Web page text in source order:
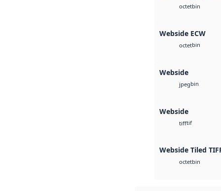
octetbin
Webside ECW
octetbin
Webside
jpegbin
Webside
tifftif
Webside Tiled
octetbin